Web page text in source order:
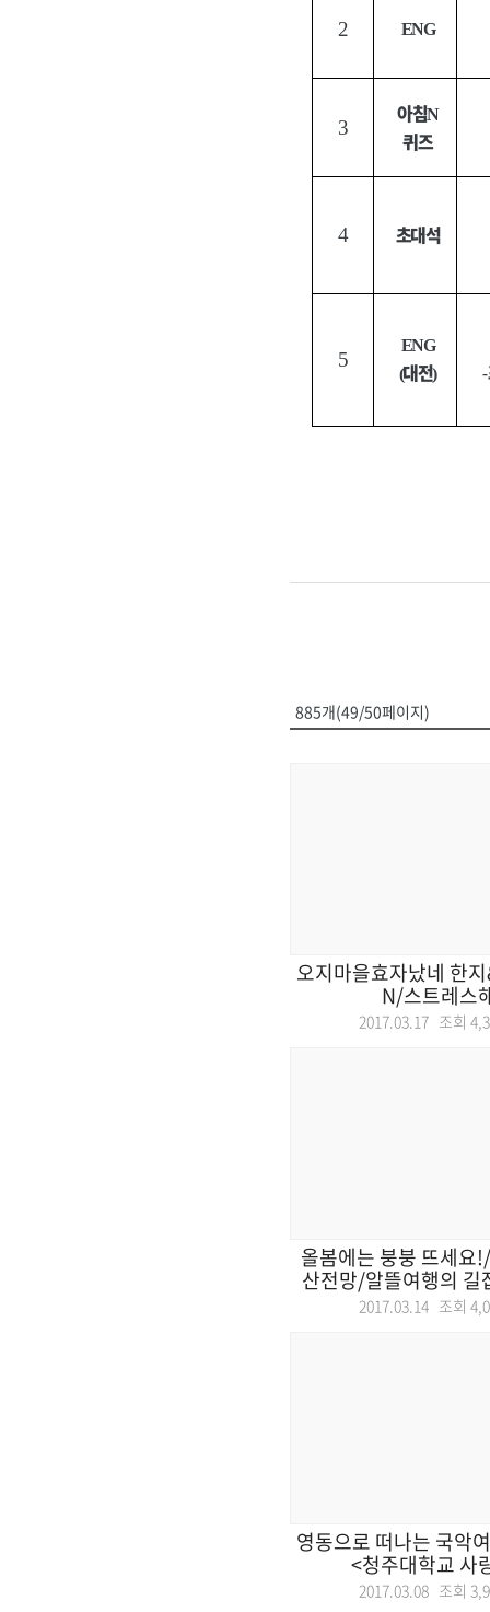
2 ENG
3
아침N
퀴즈
4 초대석
5
ENG
(대전) -
885개(49/50페이지)
오지마을효자났네 한
N/스트레스
2017.03.17 조회
올봄에는 붕붕 뜨세요
산전망/알뜰여행의 길
2017.03.14 조회
영동으로 떠나는 국악
<청주대학교 사
2017.03.08 조회